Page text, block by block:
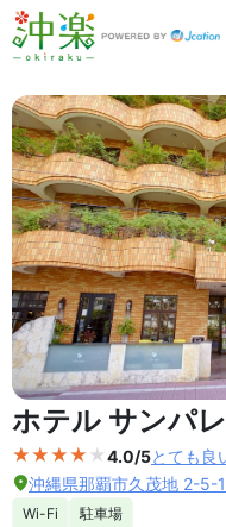
ホテル サンパ
4.0/5とても良
沖縄県那覇市久茂地 2-5-1
Wi-Fi 駐車場